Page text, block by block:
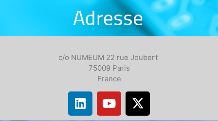
c/o NUMEUM 22 rue Joubert
75009 Paris
France